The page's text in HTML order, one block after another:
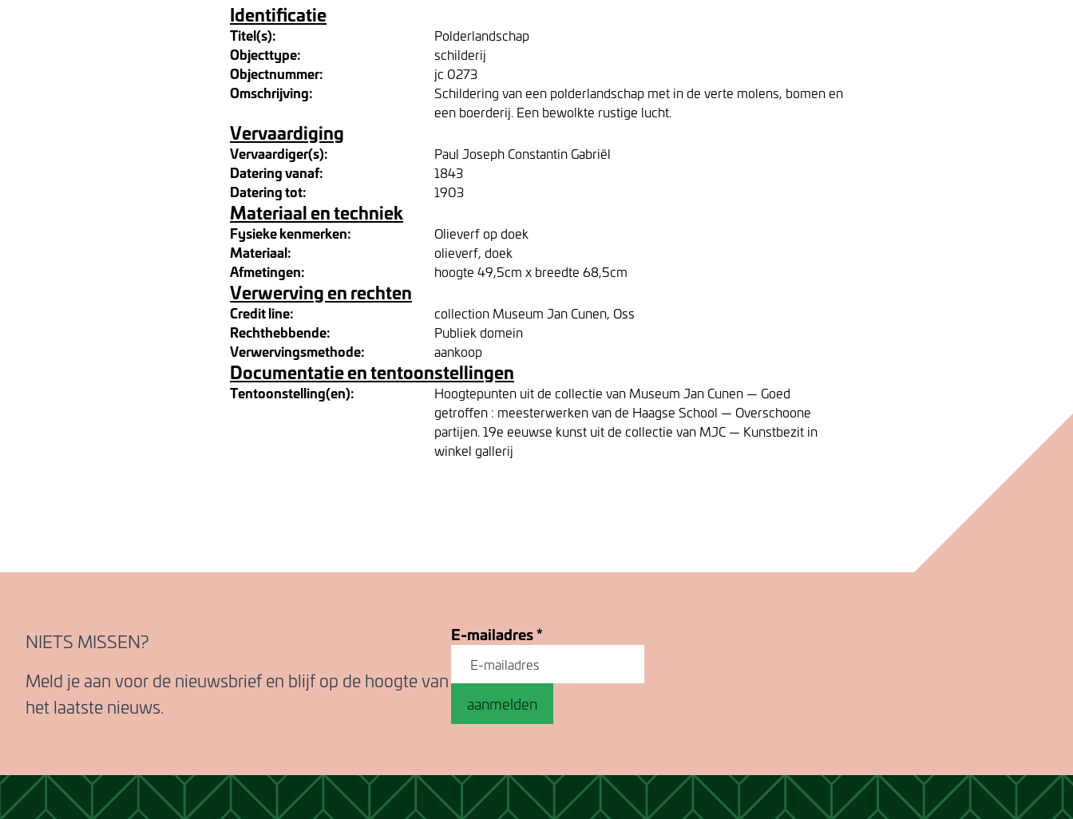
Identificatie
Titel(s): Polderlandschap
Objecttype: schilderij
Objectnummer: jc 0273
Omschrijving:
Schildering van een polderlandschap met in de verte molens, bomen en
een boerderij. Een bewolkte rustige lucht.
Vervaardiging
Vervaardiger(s): Paul Joseph Constantin Gabriël
Datering vanaf: 1843
Datering tot: 1903
Materiaal en techniek
Fysieke kenmerken: Olieverf op doek
Materiaal: olieverf, doek
Afmetingen: hoogte 49,5cm x breedte 68,5cm
Verwerving en rechten
Credit line: collection Museum Jan Cunen, Oss
Rechthebbende: Publiek domein
Verwervingsmethode: aankoop
Documentatie en tentoonstellingen
Tentoonstelling(en):
Hoogtepunten uit de collectie van Museum Jan Cunen — Goed
getroffen : meesterwerken van de Haagse School — Overschoone
partijen. 19e eeuwse kunst uit de collectie van MJC — Kunstbezit in
winkel gallerij
NIETS MISSEN?
Meld je aan voor de nieuwsbrief en blijf op de hoogte van
het laatste nieuws.
E-mailadres*
aanmelden